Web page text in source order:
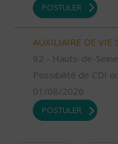
POSTULER
AUXILIAIRE DE VIE
92 - Hauts-de-Seine
Possibilité de CDI
01/08/2026
POSTULER